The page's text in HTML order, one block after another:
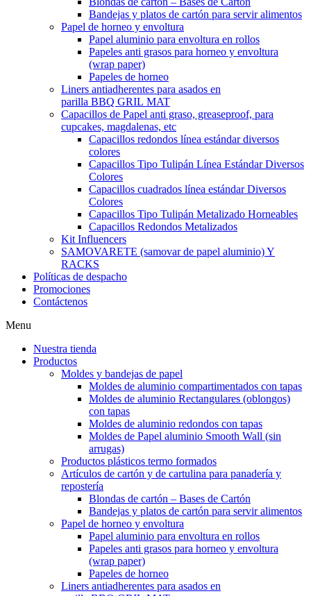
Bandejas y platos de cartón para servir alimentos
Papel de horneo y envoltura
Papel aluminio para envoltura en rollos
Papeles anti grasos para horneo y envoltura
(wrap paper)
Papeles de horneo
Liners antiadherentes para asados en
parilla BBQ GRIL MAT
Capacillos de Papel anti graso, greaseproof, para
cupcakes, magdalenas, etc
Capacillos redondos línea estándar diversos
colores
Capacillos Tipo Tulipán Línea Estándar Diversos
Colores
Capacillos cuadrados línea estándar Diversos
Colores
Capacillos Tipo Tulipán Metalizado Horneables
Capacillos Redondos Metalizados
Kit Influencers
SAMOVARETE (samovar de papel aluminio) Y
RACKS
Políticas de despacho
Promociones
Contáctenos
Menu
Nuestra tienda
Productos
Moldes y bandejas de papel
Moldes de aluminio compartimentados con tapas
Moldes de aluminio Rectangulares (oblongos)
con tapas
Moldes de aluminio redondos con tapas
Moldes de Papel aluminio Smooth Wall (sin
arrugas)
Productos plásticos termo formados
Artículos de cartón y de cartulina para panadería y
repostería
Blondas de cartón – Bases de Cartón
Bandejas y platos de cartón para servir alimentos
Papel de horneo y envoltura
Papel aluminio para envoltura en rollos
Papeles anti grasos para horneo y envoltura
(wrap paper)
Papeles de horneo
Liners antiadherentes para asados en